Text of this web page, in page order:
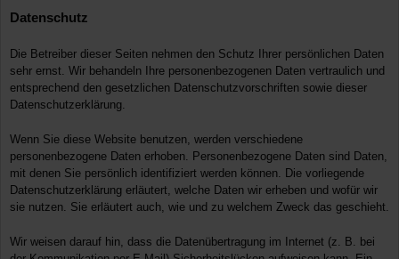
Datenschutz
Die Betreiber dieser Seiten nehmen den Schutz Ihrer persönlichen Daten
sehr ernst. Wir behandeln Ihre personenbezogenen Daten vertraulich und
entsprechend den gesetzlichen Datenschutzvorschriften sowie dieser
Datenschutzerklärung.
Wenn Sie diese Website benutzen, werden verschiedene
personenbezogene Daten erhoben. Personenbezogene Daten sind Daten,
mit denen Sie persönlich identifiziert werden können. Die vorliegende
Datenschutzerklärung erläutert, welche Daten wir erheben und wofür wir
sie nutzen. Sie erläutert auch, wie und zu welchem Zweck das geschieht.
Wir weisen darauf hin, dass die Datenübertragung im Internet (z. B. bei